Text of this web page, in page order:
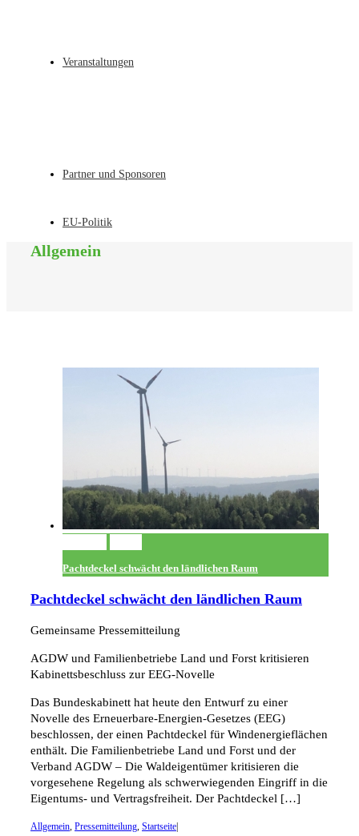
Veranstaltungen
Partner und Sponsoren
EU-Politik
Allgemein
Pachtdeckel schwächt den ländlichen Raum
Pachtdeckel schwächt den ländlichen Raum
Gemeinsame Pressemitteilung
AGDW und Familienbetriebe Land und Forst kritisieren
Kabinettsbeschluss zur EEG-Novelle
Das Bundeskabinett hat heute den Entwurf zu einer
Novelle des Erneuerbare-Energien-Gesetzes (EEG)
beschlossen, der einen Pachtdeckel für Windenergieflächen
enthält. Die Familienbetriebe Land und Forst und der
Verband AGDW – Die Waldeigentümer kritisieren die
vorgesehene Regelung als schwerwiegenden Eingriff in die
Eigentums- und Vertragsfreiheit. Der Pachtdeckel […]
Allgemein, Pressemitteilung, Startseite